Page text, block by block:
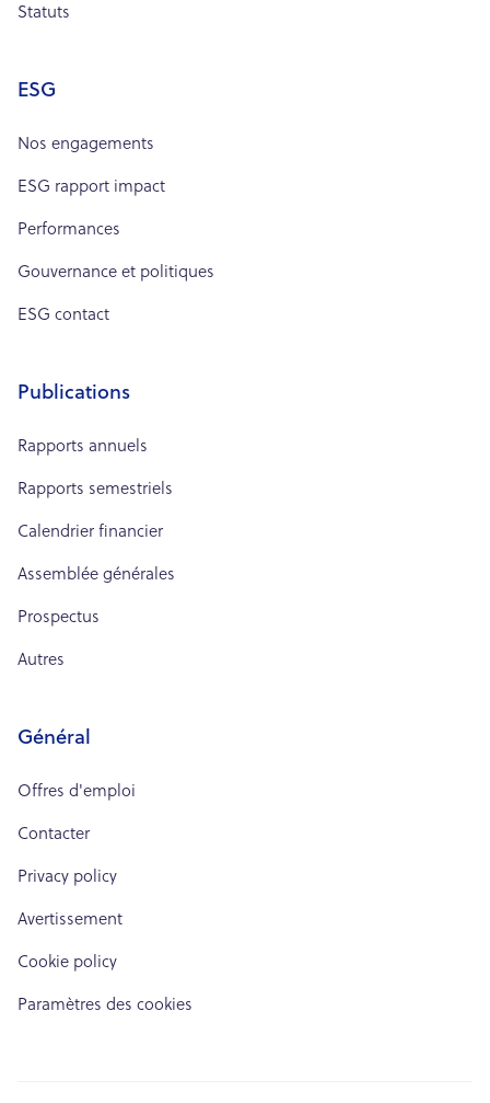
Statuts
ESG
Nos engagements
ESG rapport impact
Performances
Gouvernance et politiques
ESG contact
Publications
Rapports annuels
Rapports semestriels
Calendrier financier
Assemblée générales
Prospectus
Autres
Général
Offres d'emploi
Contacter
Privacy policy
Avertissement
Cookie policy
Paramètres des cookies